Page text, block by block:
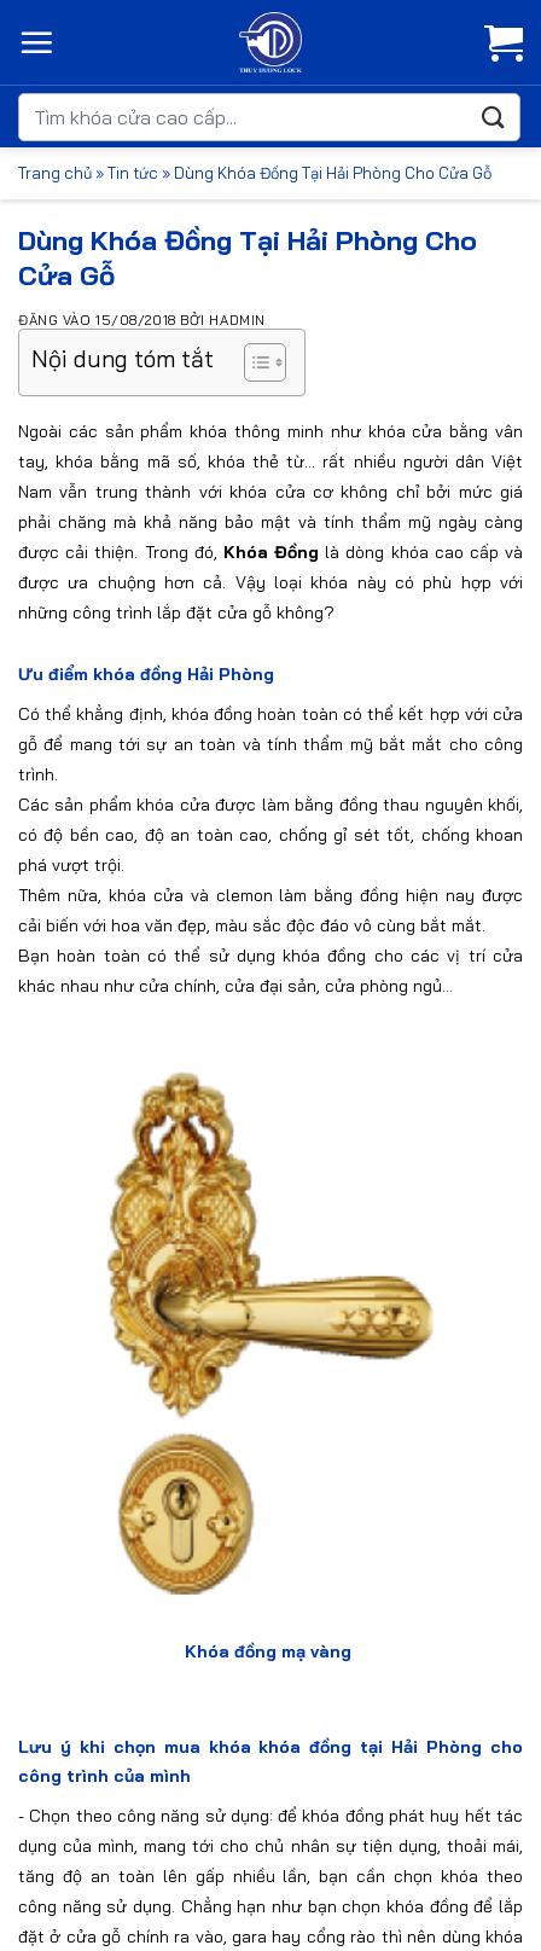
qua
dungTìm
kiếm:
Trang chủ »Tin tức » Dùng Khóa Đồng Tại Hải Phòng Cho Cửa Gỗ
Dùng Khóa Đồng Tại Hải Phòng Cho
Cửa Gỗ
ĐĂNG VÀO15/08/2018 BỞI HADMIN
Nội dung tóm tắt
Ngoài các sản phẩm khóa thông minh như khóa cửa bằng vân
tay, khóa bằng mã số, khóa thẻ từ... rất nhiều người dân Việt
Nam vẫn trung thành với khóa cửa cơ không chỉ bởi mức giá
phải chăng mà khả năng bảo mật và tính thẩm mỹ ngày càng
được cải thiện. Trong đó, Khóa Đồng là dòng khóa cao cấp và
được ưa chuộng hơn cả. Vậy loại khóa này có phù hợp với
những công trình lắp đặt cửa gỗ không?
Ưu điểm khóa đồng Hải Phòng
Có thể khẳng định, khóa đồng hoàn toàn có thể kết hợp với cửa
gỗ để mang tới sự an toàn và tính thẩm mỹ bắt mắt cho công
trình.
Các sản phẩm khóa cửa được làm bằng đồng thau nguyên khối,
có độ bền cao, độ an toàn cao, chống gỉ sét tốt, chống khoan
phá vượt trội.
Thêm nữa, khóa cửa và clemon làm bằng đồng hiện nay được
cải biến với hoa văn đẹp, màu sắc độc đáo vô cùng bắt mắt.
Bạn hoàn toàn có thể sử dụng khóa đồng cho các vị trí cửa
khác nhau như cửa chính, cửa đại sản, cửa phòng ngủ...
Khóa đồng mạ vàng
Lưu ý khi chọn mua khóa khóa đồng tại Hải Phòng cho
công trình của mình
- Chọn theo công năng sử dụng: để khóa đồng phát huy hết tác
dụng của mình, mang tới cho chủ nhân sự tiện dụng, thoải mái,
tăng độ an toàn lên gấp nhiều lần, bạn cần chọn khóa theo
công năng sử dụng. Chẳng hạn như bạn chọn khóa đồng để lắp
đặt ở cửa gỗ chính ra vào, gara hay cổng rào thì nên dùng khóa